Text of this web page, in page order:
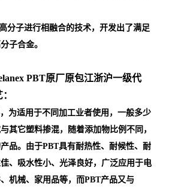
分子进行相融合的技术，开发出了满足
子合金。
PBT原厂原包江浙沪一级代
为适用于不同加工业者使用，一般多少
其它塑料掺混，随着添加物比例不同，
品。由于PBT具有耐热性、耐候性、耐
、吸水性小、光泽良好，广泛应用于电
机械、家用品等，而PBT产品又与